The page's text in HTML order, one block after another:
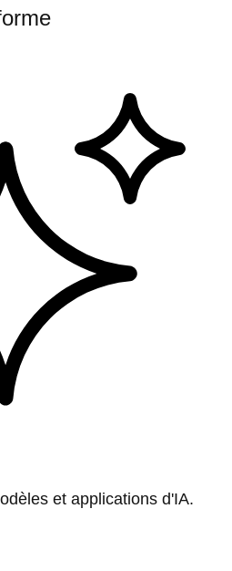
et applications d'IA.